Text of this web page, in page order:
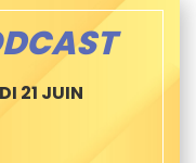
21 JUIN